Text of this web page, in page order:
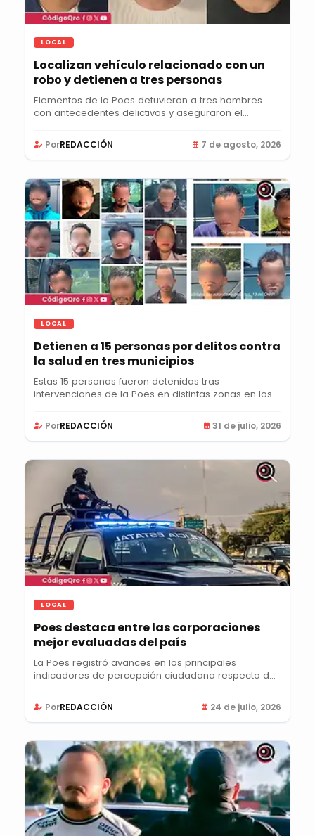
LOCAL
Localizan vehículo relacionado con un
robo y detienen a tres personas
Elementos de la Poes detuvieron a tres hombres
con antecedentes delictivos y aseguraron el
PorREDACCIÓN 7 de agosto, 2026
LOCAL
Detienen a 15 personas por delitos contra
la salud en tres municipios
Estas 15 personas fueron detenidas tras
intervenciones de la Poes en distintas zonas en los...
PorREDACCIÓN 31 de julio, 2026
LOCAL
Poes destaca entre las corporaciones
mejor evaluadas del país
La Poes registró avances en los principales
indicadores de percepción ciudadana respecto del
PorREDACCIÓN 24 de julio, 2026